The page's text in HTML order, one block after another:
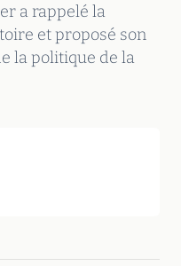
a rappelé la
et proposé son
la politique de la